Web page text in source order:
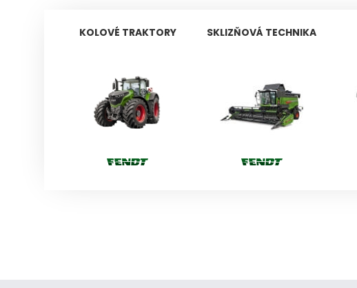
KOLOVÉ TRAKTORY SKLIZŇOVÁ TECHNIKA